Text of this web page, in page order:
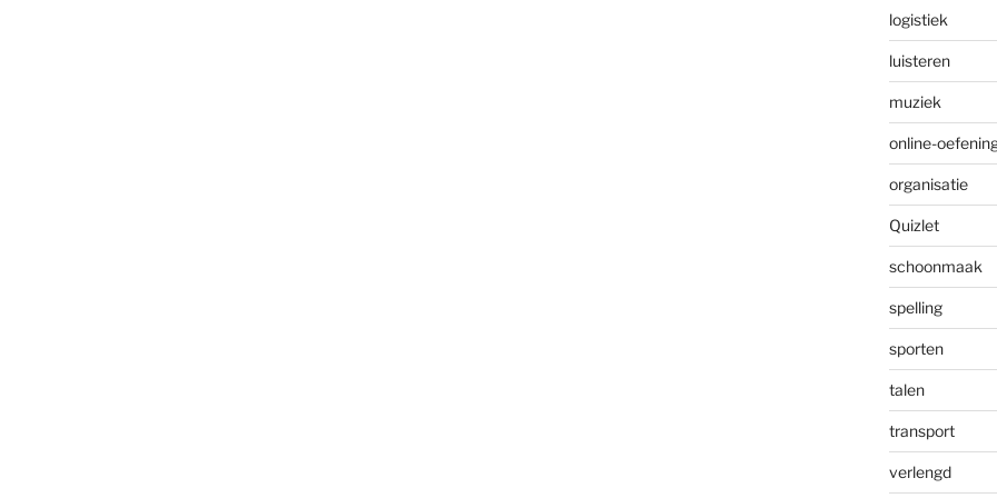
logistiek
luisteren
muziek
online-
organisatie
Quizlet
schoonmaak
spelling
sporten
talen
transport
verlengd